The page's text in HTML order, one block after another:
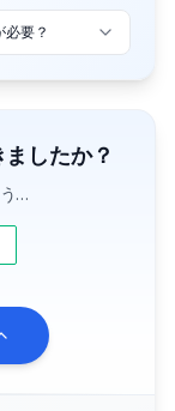
必要？
したか？
…